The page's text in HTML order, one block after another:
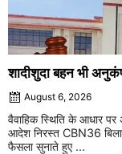
शादीशुदा बहन भी
August 6, 2026
वैवाहिक स्थिति के आधार पर
आदेश निरस्त CBN36
फैसला सुनाते हुए ...